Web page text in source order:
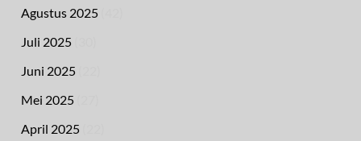
Agustus 2025
Juli 2025
Juni 2025
Mei 2025
April 2025